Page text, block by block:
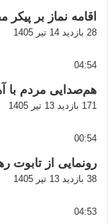
اقامه نماز بر
28 بازدید 14 تیر 1405
04:54
هم‌صدایی مردم با
171 بازدید 13 تیر 1405
00:54
رونمایی از تابوت
38 بازدید 13 تیر 1405
04:53